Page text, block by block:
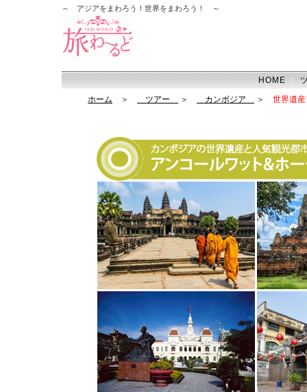
～ アジアをまわろう！世界をまわろう！ ～
HOME
ホーム ＞ ツアー ＞ カンボジア ＞ 世界遺産